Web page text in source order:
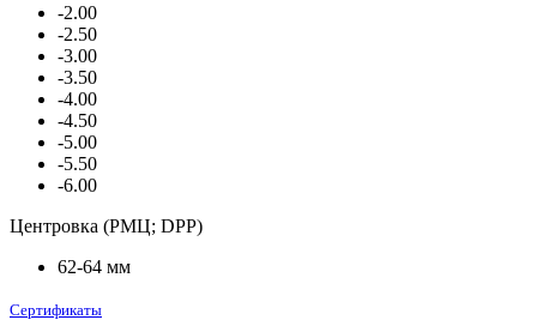
-2.00
-2.50
-3.00
-3.50
-4.00
-4.50
-5.00
-5.50
-6.00
Центровка (РМЦ; DPP)
62-64 мм
Сертификаты